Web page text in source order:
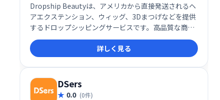
Dropship Beautyは、アメリカから直接発送されるヘ
アエクステンション、ウィッグ、3Dまつげなどを提供
するドロップシッピングサービスです。高品質な商品
を、手間をかけずに販売できます。在庫管理や発送の
手間を省き、効率的なビジネス展開を実現しましょ
う。
詳しく見る
DSers
0.0 (0件)